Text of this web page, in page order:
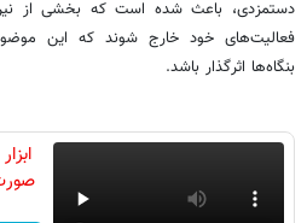
دستمزدی، باعث شده است که بخشی از
فعالیت‌های خود خارج شوند که این
بنگاه‌ها اثرگذار باشد.